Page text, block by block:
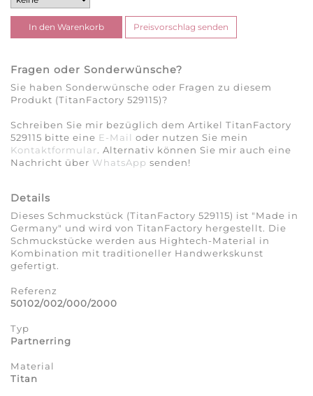
Fragen oder Sonderwünsche?
Sie haben Sonderwünsche oder Fragen zu diesem
Produkt (TitanFactory 529115)?
Schreiben Sie mir bezüglich dem Artikel TitanFactory
529115 bitte eine E-Mail oder nutzen Sie mein
Kontaktformular. Alternativ können Sie mir auch eine
Nachricht über WhatsApp senden!
Details
Dieses Schmuckstück (TitanFactory 529115) ist "Made in
Germany" und wird von TitanFactory hergestellt. Die
Schmuckstücke werden aus Hightech-Material in
Kombination mit traditioneller Handwerkskunst
gefertigt.
Referenz
50102/002/000/2000
Typ
Partnerring
Material
Titan